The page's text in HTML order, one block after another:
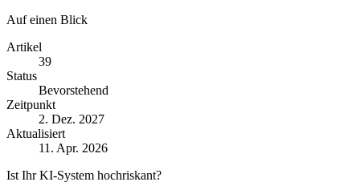
Auf einen Blick
Artikel
39
Status
Bevorstehend
Zeitpunkt
2. Dez. 2027
Aktualisiert
11. Apr. 2026
Ist Ihr KI-System hochriskant?